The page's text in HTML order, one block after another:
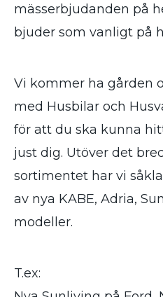
mässerbjudanden på
bjuder som vanligt på
Vi kommer ha gården
med Husbilar och
för att du ska kunna
just dig. Utöver det
sortimentet har vi
av nya KABE, Adria,
modeller.
T.ex: